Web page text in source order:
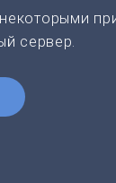
сервер.